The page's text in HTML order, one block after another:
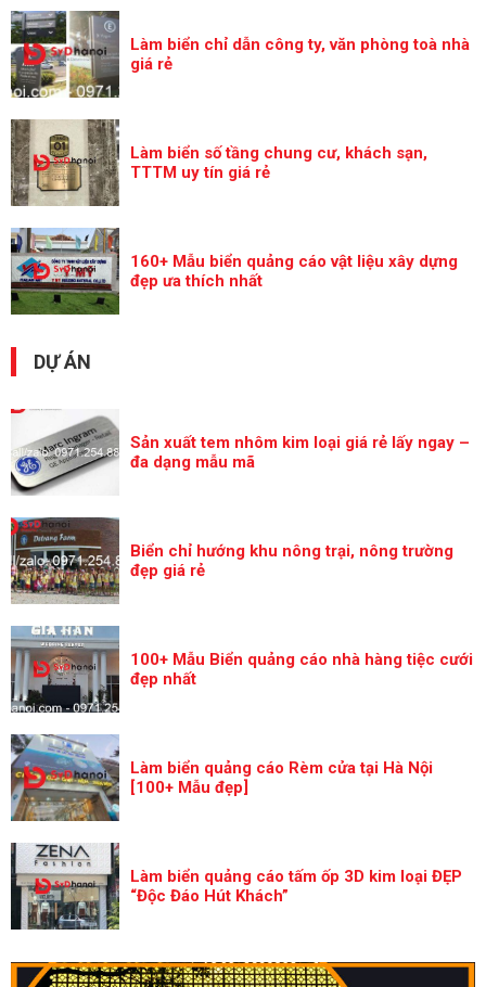
Làm biển chỉ dẫn công ty, văn phòng toà nhà
giá rẻ
Làm biển số tầng chung cư, khách sạn,
TTTM uy tín giá rẻ
160+ Mẫu biển quảng cáo vật liệu xây dựng
đẹp ưa thích nhất
DỰ ÁN
Sản xuất tem nhôm kim loại giá rẻ lấy ngay –
đa dạng mẫu mã
Biển chỉ hướng khu nông trại, nông trường
đẹp giá rẻ
100+ Mẫu Biển quảng cáo nhà hàng tiệc cưới
đẹp nhất
Làm biển quảng cáo Rèm cửa tại Hà Nội
[100+ Mẫu đẹp]
Làm biển quảng cáo tấm ốp 3D kim loại ĐẸP
“Độc Đáo Hút Khách”